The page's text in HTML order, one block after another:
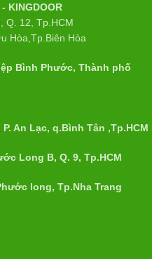
KINGDOOR
Q. 12, Tp.HCM
Hòa,Tp.Biên Hòa
Bình Phước, Thành phố
An Lạc, q.Bình Tân ,Tp.HCM
Long B, Q. 9, Tp.HCM
long, Tp.Nha Trang